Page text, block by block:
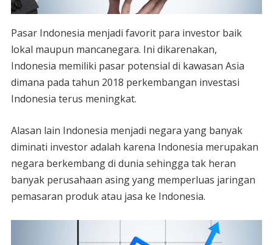
Pasar Indonesia menjadi favorit para investor baik
lokal maupun mancanegara. Ini dikarenakan,
Indonesia memiliki pasar potensial di kawasan Asia
dimana pada tahun 2018 perkembangan investasi
Indonesia terus meningkat.
Alasan lain Indonesia menjadi negara yang banyak
diminati investor adalah karena Indonesia merupakan
negara berkembang di dunia sehingga tak heran
banyak perusahaan asing yang memperluas jaringan
pemasaran produk atau jasa ke Indonesia.